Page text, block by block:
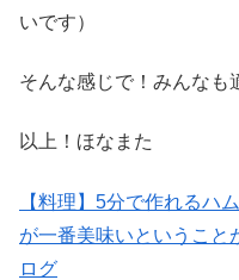
いです）
そんな感じで！みんなも
以上！ほなまた
【料理】5分で作れるハ
が一番美味いということ
ログ